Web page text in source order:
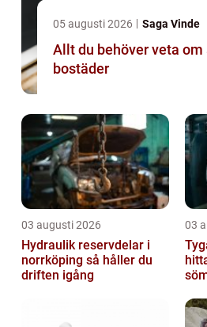
05 augusti 2026 Saga Vinde
Allt du behöver veta
bostäder
03 augusti 2026
Hydraulik reservdelar i
norrköping så håller du
driften igång
03